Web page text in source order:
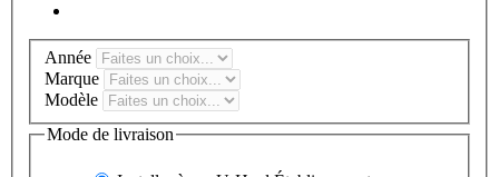
Année
Marque
Modèle
Mode de livraison